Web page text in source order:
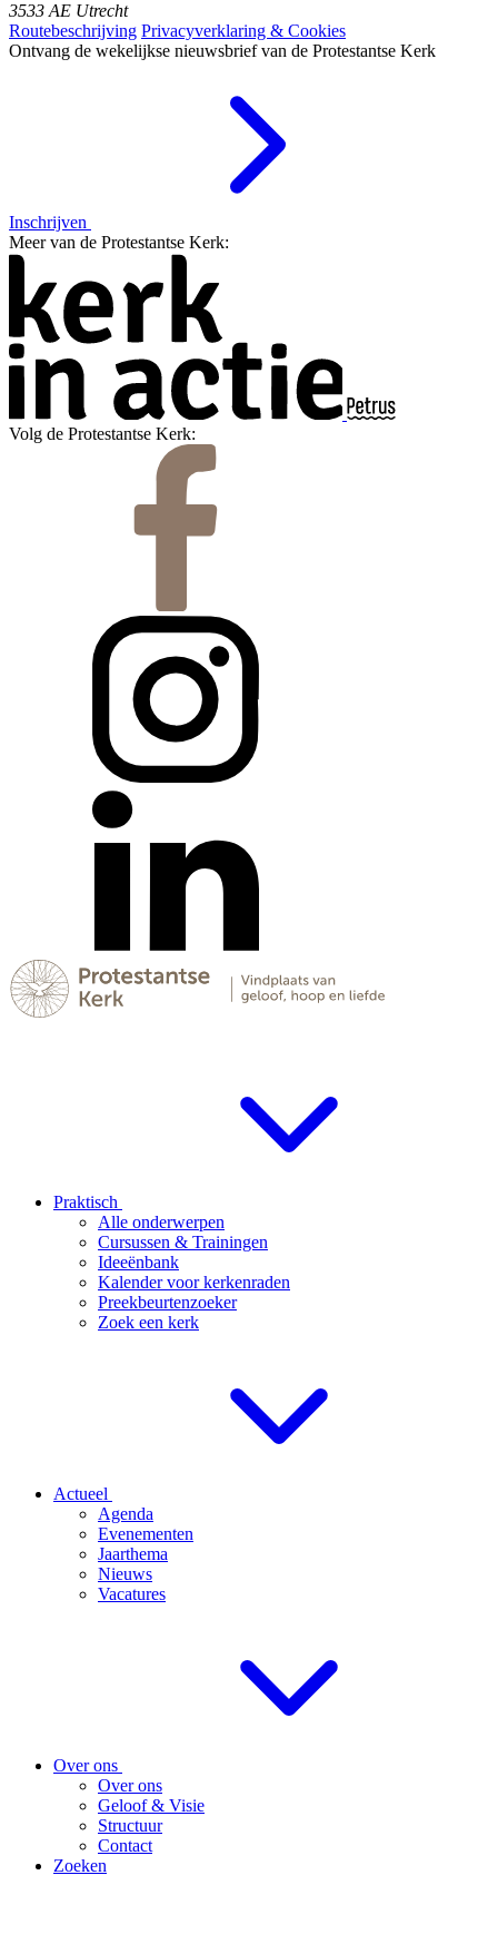
3533 AE Utrecht
Routebeschrijving Privacyverklaring & Cookies
Ontvang de wekelijkse nieuwsbrief van de Protestantse Kerk
Inschrijven
Meer van de Protestantse Kerk:
Volg de Protestantse Kerk:
Praktisch
Alle onderwerpen
Cursussen & Trainingen
Ideeënbank
Kalender voor kerkenraden
Preekbeurtenzoeker
Zoek een kerk
Actueel
Agenda
Evenementen
Jaarthema
Nieuws
Vacatures
Over ons
Over ons
Geloof & Visie
Structuur
Contact
Zoeken